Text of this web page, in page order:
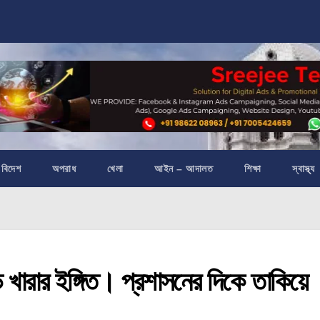
বিদেশ অপরাধ খেলা আইন – আদালত শিক্ষা স্বাস্থ্য
ইঙ্গিত। প্রশাসনের দিকে তাকিয়ে